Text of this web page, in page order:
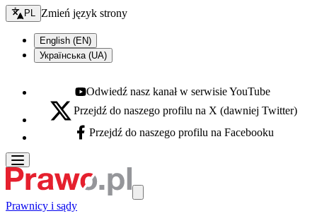
Zmień język - bieżący:
PL Zmień język strony
English (EN)
Українська (UA)
Youtube - otwiera się w nowej karcie
Odwiedź nasz kanał w serwisie YouTube
X - otwiera się w nowej karcie
Przejdź do naszego profilu na X (dawniej Twitter)
Facebook - otwiera się w nowej karcie
Przejdź do naszego profilu na Facebooku
Prawnicy i sądy